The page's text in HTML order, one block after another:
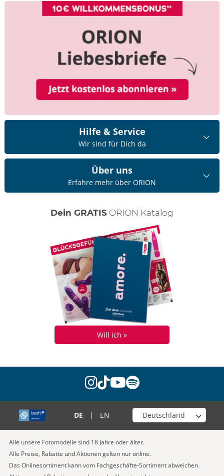
Hilfe & Service
Wir sind für Dich da
Über uns
Erfahre mehr über ORION
Dein GRATIS ORION Katalog
Will ich »
instagram
tiktok
youtube
spotify
DE | EN Wähle deinen Shop
Alle unsere Fotomodelle sind 18 Jahre oder älter.
Alle Preise, Rabatte und Aktionen gelten nur online.
Das Onlinesortiment kann vom Fachgeschäfte-Sortiment abweichen.